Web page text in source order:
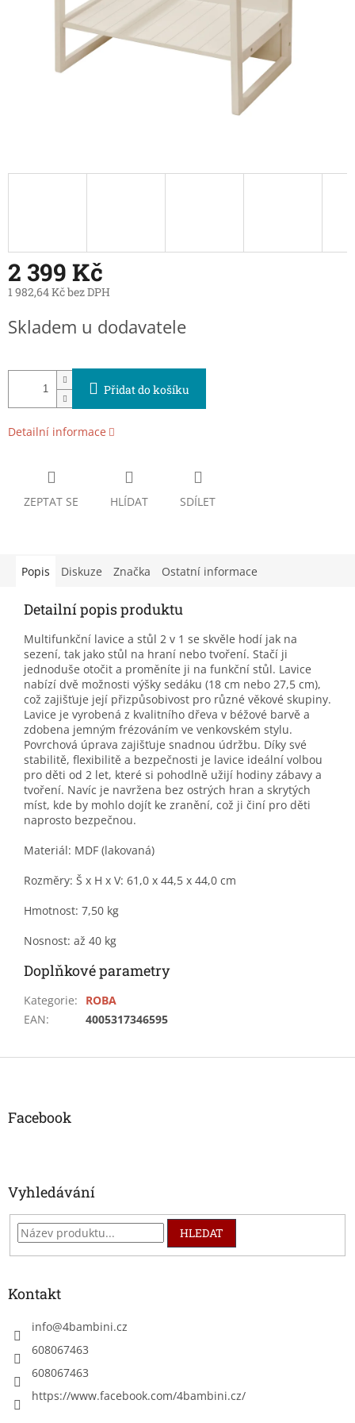
2 399 Kč
1 982,64 Kč bez DPH
cena:
Skladem u dodavatele
Přidat do košíku
Detailní informace
ZEPTAT SE HLÍDAT SDÍLET
Popis Diskuze Značka Ostatní informace
Detailní popis produktu
Multifunkční lavice a stůl 2 v 1 se skvěle hodí jak na
sezení, tak jako stůl na hraní nebo tvoření. Stačí ji
jednoduše otočit a proměníte ji na funkční stůl. Lavice
nabízí dvě možnosti výšky sedáku (18 cm nebo 27,5 cm),
což zajišťuje její přizpůsobivost pro různé věkové skupiny.
Lavice je vyrobená z kvalitního dřeva v béžové barvě a
zdobena jemným frézováním ve venkovském stylu.
Povrchová úprava zajišťuje snadnou údržbu. Díky své
stabilitě, flexibilitě a bezpečnosti je lavice ideální volbou
pro děti od 2 let, které si pohodlně užijí hodiny zábavy a
tvoření. Navíc je navržena bez ostrých hran a skrytých
míst, kde by mohlo dojít ke zranění, což ji činí pro děti
naprosto bezpečnou.
Materiál: MDF (lakovaná)
Rozměry: Š x H x V: 61,0 x 44,5 x 44,0 cm
Hmotnost: 7,50 kg
Nosnost: až 40 kg
Doplňkové parametry
Kategorie:
ROBA
EAN: 4005317346595
Z
Facebook
Vyhledávání
HLEDAT
Kontakt
info@4bambini.cz
608067463
608067463
https://www.facebook.com/4bambini.cz/